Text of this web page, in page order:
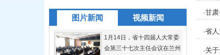
图片新闻 视频新闻
1月14日，省十四届人大常委
会第三十七次主任会议在兰州
·甘
·省
·关